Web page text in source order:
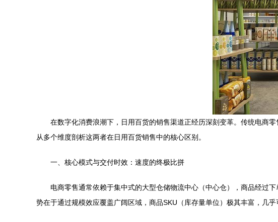
在数字化消费浪潮下，日用百货的销售渠道正经历深刻变革。传统电商
从多个维度剖析这两者在日用百货销售中的核心区别。
一、核心模式与交付时效：速度的终极比拼
电商零售通常依赖于集中式的大型仓储物流中心（中心仓），商品经过
势在于通过规模效应覆盖广阔区域，商品SKU（库存量单位）极其丰富，几